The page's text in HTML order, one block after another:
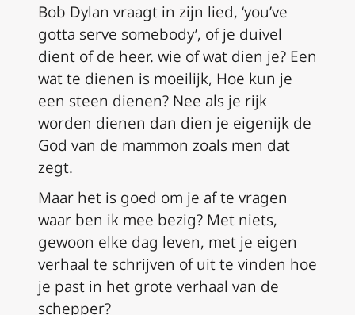
Bob Dylan vraagt in zijn lied, ‘you’ve
gotta serve somebody’, of je duivel
dient of de heer. wie of wat dien je? Een
wat te dienen is moeilijk, Hoe kun je
een steen dienen? Nee als je rijk
worden dienen dan dien je eigenijk de
God van de mammon zoals men dat
zegt.
Maar het is goed om je af te vragen
waar ben ik mee bezig? Met niets,
gewoon elke dag leven, met je eigen
verhaal te schrijven of uit te vinden hoe
je past in het grote verhaal van de
schepper?